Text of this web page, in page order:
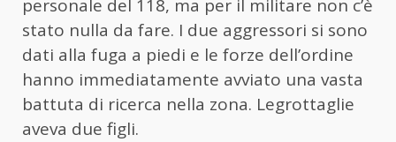
personale del 118, ma per il militare non c’è
stato nulla da fare. I due aggressori si sono
dati alla fuga a piedi e le forze dell’ordine
hanno immediatamente avviato una vasta
battuta di ricerca nella zona. Legrottaglie
aveva due figli.